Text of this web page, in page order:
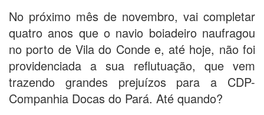
No próximo mês de novembro, vai completar
quatro anos que o navio boiadeiro naufragou
no porto de Vila do Conde e, até hoje, não foi
providenciada a sua reflutuação, que vem
trazendo grandes prejuízos para a CDP-
Companhia Docas do Pará. Até quando?